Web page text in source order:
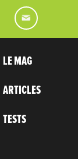
LE MAG
ARTICLES
TESTS